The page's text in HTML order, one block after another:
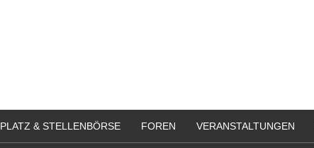
& STELLENBÖRSE FOREN VERANSTALTUNGEN